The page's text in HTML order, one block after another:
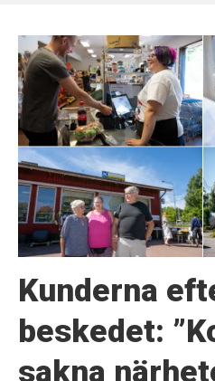
Kunderna
beskedet:
sakna